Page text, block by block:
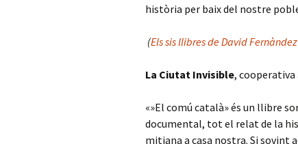
història per baix del nostre
(Els sis llibres de David
La Ciutat Invisible, cooperativa
«»El comú català» és un llibre
documental, tot el relat de la
mitjana a casa nostra. Si sovint